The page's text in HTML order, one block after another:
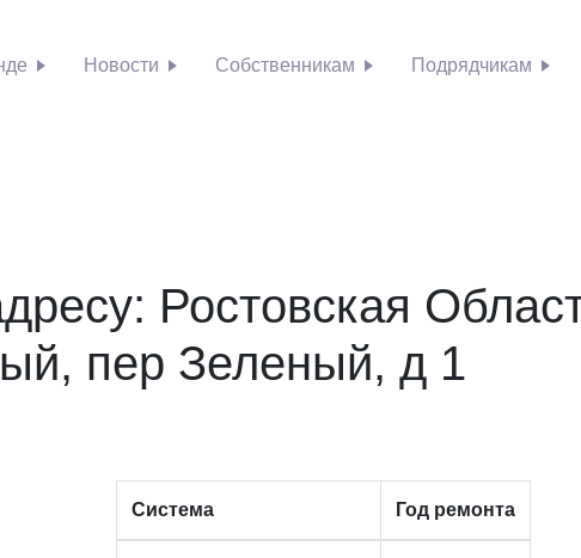
Новости Собственникам Подрядчикам
Ростовская
пер Зеленый, д 1
Система Год ремонта